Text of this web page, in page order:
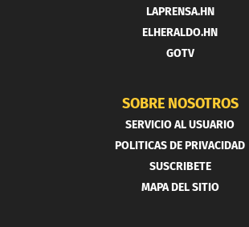
LAPRENSA.HN
ELHERALDO.HN
GOTV
SOBRE NOSOTROS
SERVICIO AL USUARIO
POLITICAS DE PRIVACIDAD
SUSCRIBETE
MAPA DEL SITIO